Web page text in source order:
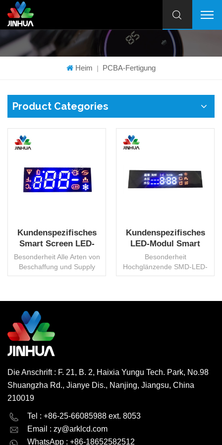
Heim | PCBA-Fertigung
Product Categories
Kundenspezifisches
Smart Screen LED-
Anzeigemodul PCBA
Manufacturing China
Supplier
Besonderheit Alle Arten von
Beschaffung und Supply
Chain Management von
Professionelles Hardware-
Forschungs- und
Entwicklungsteam, um
unterschiedliche strukturelle
Anforderungen zu
RoSH-Zertifizierung...
WEITERLESEN
Kundenspezifisches
LED-Modul Smart
Display PCBA
Besonderheit
Hochglänzende SMD-LED-
BeleuchtungMehr als 12-
Produktentwicklungsverfahren
...
Die Anschrift : F. 21, B. 2, Haixia Yungu Tech. Park, No.98
Shuangzha Rd., Jianye Dis., Nanjing, Jiangsu, China
210019
Tel : +86-25-66085988 ext. 8053
Email : zy@arklcd.com
WhatsApp : +86-18652582512
English Deutsch
русский español